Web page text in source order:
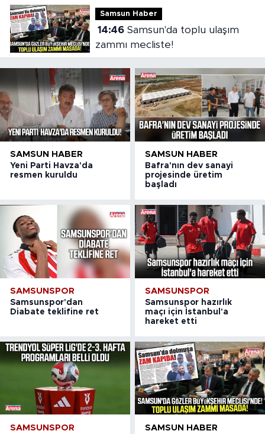
Samsun Haber
14:46Samsun'da toplu ulaşım
zammı mecliste!
SAMSUN HABER
Yeni Parti Havza'da
resmen kuruldu
SAMSUN HABER
Bafra'nın dev sanayi
projesinde üretim
başladı
SAMSUNSPOR
Samsunspor'dan
Diabate teklifine ret
SAMSUNSPOR
Samsunspor hazırlık
maçı için İstanbul'a
hareket etti
SAMSUNSPOR SAMSUN HABER